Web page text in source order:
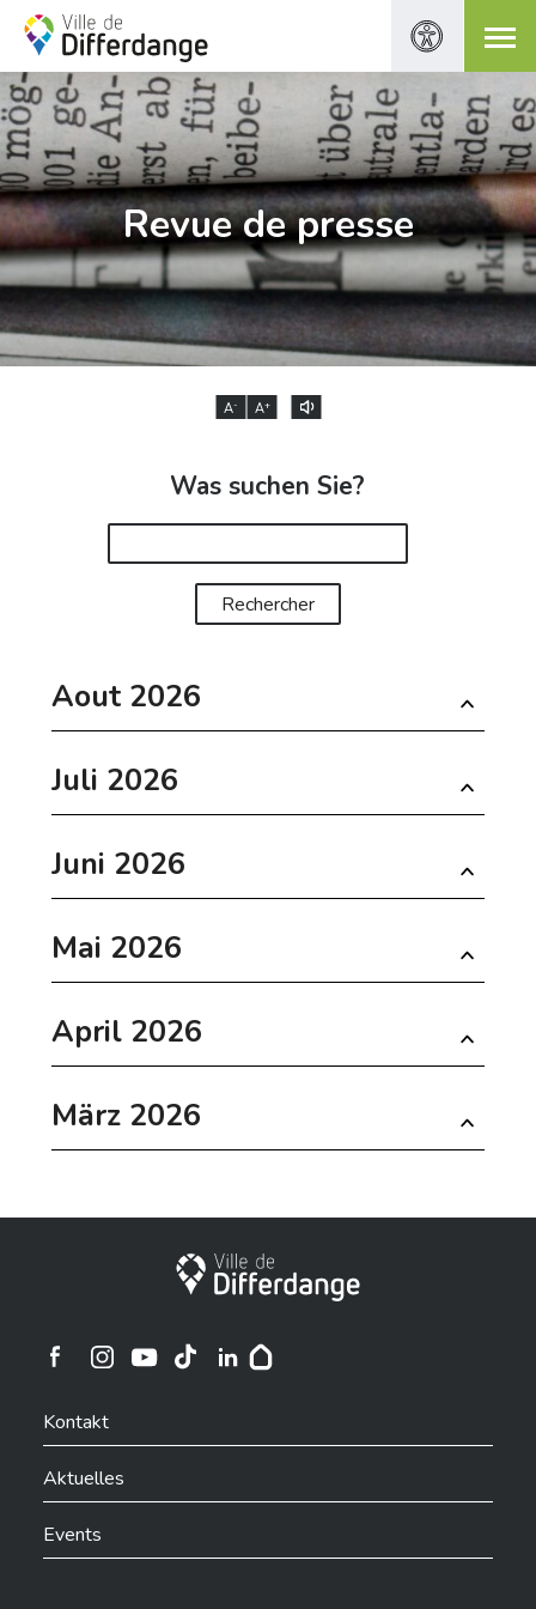
Revue de presse
A- A+
Was suchen Sie?
Aout 2026
Juli 2026
Juni 2026
Mai 2026
April 2026
März 2026
Stadt Differdingen
Ville de Differdange sur Instagram
Kontakt
Aktuelles
Events